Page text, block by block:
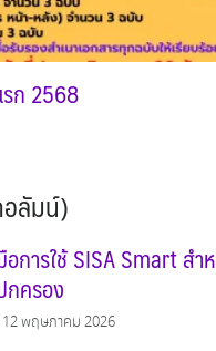
ก 2568
ลัมน์)
การใช้ SISA Smart สำ
ครอง
12 พฤษภาคม 2026